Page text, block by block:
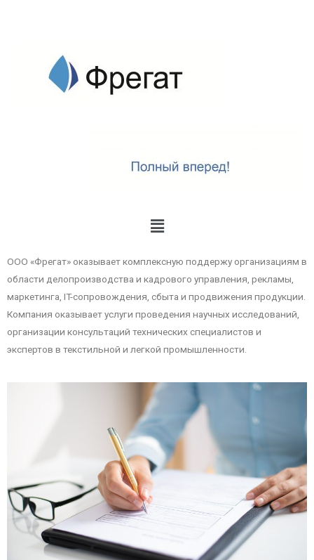
ООО «Фрегат» оказывает комплексную поддержу организациям в
области делопроизводства и кадрового управления, рекламы,
маркетинга, IT-сопровождения, сбыта и продвижения продукции.
Компания оказывает услуги проведения научных исследований,
организации консультаций технических специалистов и
экспертов в текстильной и легкой промышленности.